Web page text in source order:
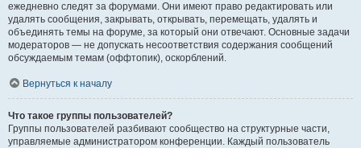
ежедневно следят за форумами. Они имеют право редактировать или
удалять сообщения, закрывать, открывать, перемещать, удалять и
объединять темы на форуме, за который они отвечают. Основные задачи
модераторов — не допускать несоответствия содержания сообщений
обсуждаемым темам (оффтопик), оскорблений.
Вернуться к началу
Что такое группы пользователей?
Группы пользователей разбивают сообщество на структурные части,
управляемые администратором конференции. Каждый пользователь